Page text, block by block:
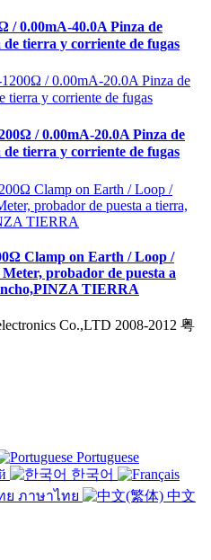
/ 0.00mA-40.0A Pinza de
tierra y corriente de fugas
/ 0.00mA-20.0A Pinza de
tierra y corriente de fugas
Clamp on Earth / Loop /
probador de puesta a
TIERRA
Co.,LTD 2008-2012 粤
Portuguese
한국어
ภาษาไทย
中文